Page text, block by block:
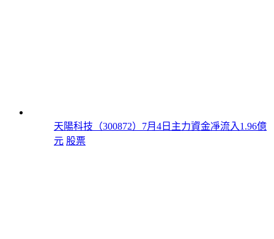
天陽科技（300872）7月4日主力資金凈流入1.96億
元 股票